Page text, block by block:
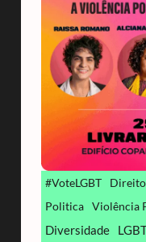
#VoteLGBT
Politica Violência
Diversidade